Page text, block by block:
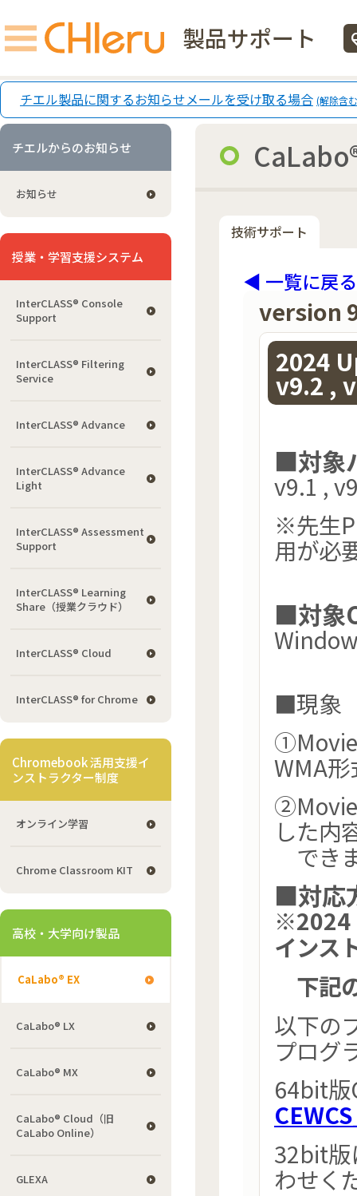
製品サポート
チエル製品に関するお知らせメールを受け取る場合 (解除含
チエルからのお知らせ
お知らせ
授業・学習支援システム
InterCLASS®︎ Console
Support
InterCLASS®︎ Filtering
Service
InterCLASS® Advance
InterCLASS® Advance
Light
InterCLASS®︎ Assessment
Support
InterCLASS® Learning
Share（授業クラウド）
InterCLASS® Cloud
InterCLASS®︎ for Chrome
Chromebook 活用支援イ
ンストラクター制度
オンライン学習
Chrome Classroom KIT
高校・大学向け製品
CaLabo® EX
CaLabo® LX
CaLabo® MX
CaLabo® Cloud（旧
CaLabo Online）
GLEXA
技術サポート
◀ 一覧に戻る
version
2024
v9.2 ,
■対象
v9.1 ,
※先生
用が必
■対象
■現象
WMA
した内
でき
■対応
※2024
インス
下記
以下の
プログ
64bit
32bit版
わせく